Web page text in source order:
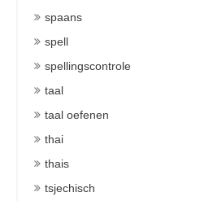
spaans
spell
spellingscontrole
taal
taal oefenen
thai
thais
tsjechisch